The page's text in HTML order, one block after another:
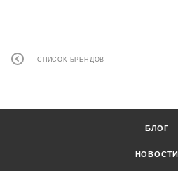
СПИСОК БРЕНДОВ
БЛОГ
НОВОСТИ